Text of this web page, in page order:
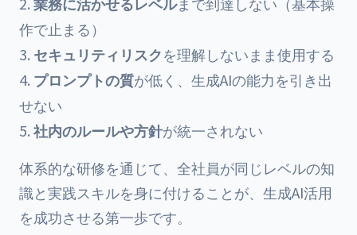
作で止まる）
セキュリティリスクを理解しないまま使用する
プロンプトの質が低く、生成AIの能力を引き出
せない
社内のルールや方針が統一されない
体系的な研修を通じて、全社員が同じレベルの知
識と実践スキルを身に付けることが、生成AI活用
を成功させる第一歩です。